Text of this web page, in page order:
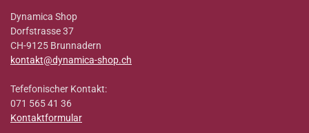
Dynamica Shop
Dorfstrasse 37
CH-9125 Brunnadern
kontakt@dynamica-shop.ch
Tefefonischer Kontakt:
071 565 41 36
Kontaktformular